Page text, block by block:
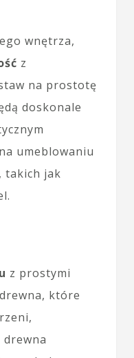
wnętrza,
z
na prostotę
doskonale
umeblowaniu
takich jak
z prostymi
które
drewna